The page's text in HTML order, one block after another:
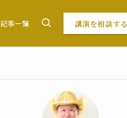
記事一覧 講演を相談する